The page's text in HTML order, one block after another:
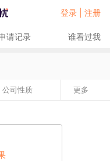
登录 | 注册
请记录 谁看过我
公司性质 更多